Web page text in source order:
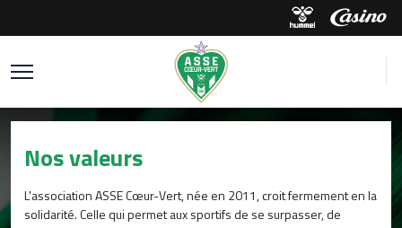
Nos valeurs
L'association ASSE Cœur-Vert, née en 2011, croit fermement en la
solidarité. Celle qui permet aux sportifs de se surpasser, de